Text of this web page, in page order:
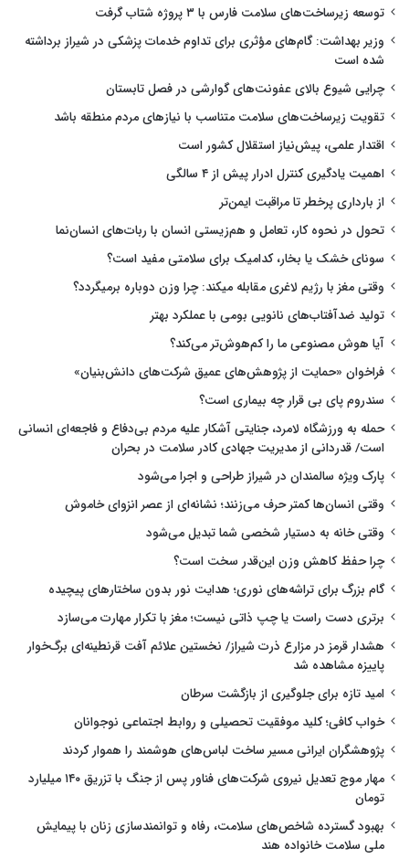
توسعه زیرساخت‌های سلامت فارس با ۳ پروژه شتاب گرفت
وزیر بهداشت: گام‌های مؤثری برای تداوم خدمات پزشکی در شیراز برداشته
شده است
چرایی شیوع بالای عفونت‌های گوارشی در فصل تابستان
تقویت زیرساخت‌های سلامت متناسب با نیازهای مردم منطقه باشد
اقتدار علمی، پیش‌نیاز استقلال کشور است
اهمیت یادگیری کنترل ادرار پیش از ۴ سالگی
از بارداری پرخطر تا مراقبت ایمن‌تر
تحول در نحوه کار، تعامل و هم‌زیستی انسان با ربات‌های انسان‌نما
سونای خشک یا بخار، کدامیک برای سلامتی مفید است؟
وقتی مغز با رژیم لاغری مقابله میکند: چرا وزن دوباره برمیگردد؟
تولید ضدآفتاب‌های نانویی بومی با عملکرد بهتر
آیا هوش مصنوعی ما را کم‌هوش‌تر می‌کند؟
فراخوان «حمایت از پژوهش‌های عمیق شرکت‌های دانش‌بنیان»
سندروم پای بی قرار چه بیماری است؟
حمله به ورزشگاه لامرد، جنایتی آشکار علیه مردم بی‌دفاع و فاجعه‌ای انسانی
است/ قدردانی از مدیریت جهادی کادر سلامت در بحران
پارک ویژه سالمندان در شیراز طراحی و اجرا می‌شود
وقتی انسان‌ها کمتر حرف می‌زنند؛ نشانه‌ای از عصر انزوای خاموش
وقتی خانه به دستیار شخصی شما تبدیل می‌شود
چرا حفظ کاهش وزن این‌قدر سخت است؟
گام بزرگ برای تراشه‌های نوری؛ هدایت نور بدون ساختارهای پیچیده
برتری دست راست یا چپ ذاتی نیست؛ مغز با تکرار مهارت می‌سازد
هشدار قرمز در مزارع ذرت شیراز/ نخستین علائم آفت قرنطینه‌ای برگ‌خوار
پاییزه مشاهده شد
امید تازه برای جلوگیری از بازگشت سرطان
خواب کافی؛ کلید موفقیت تحصیلی و روابط اجتماعی نوجوانان
پژوهشگران ایرانی مسیر ساخت لباس‌های هوشمند را هموار کردند
مهار موج تعدیل نیروی شرکت‌های فناور پس از جنگ با تزریق ۱۴۰ میلیارد
تومان
بهبود گسترده شاخص‌های سلامت، رفاه و توانمندسازی زنان با پیمایش
ملی سلامت خانواده هند